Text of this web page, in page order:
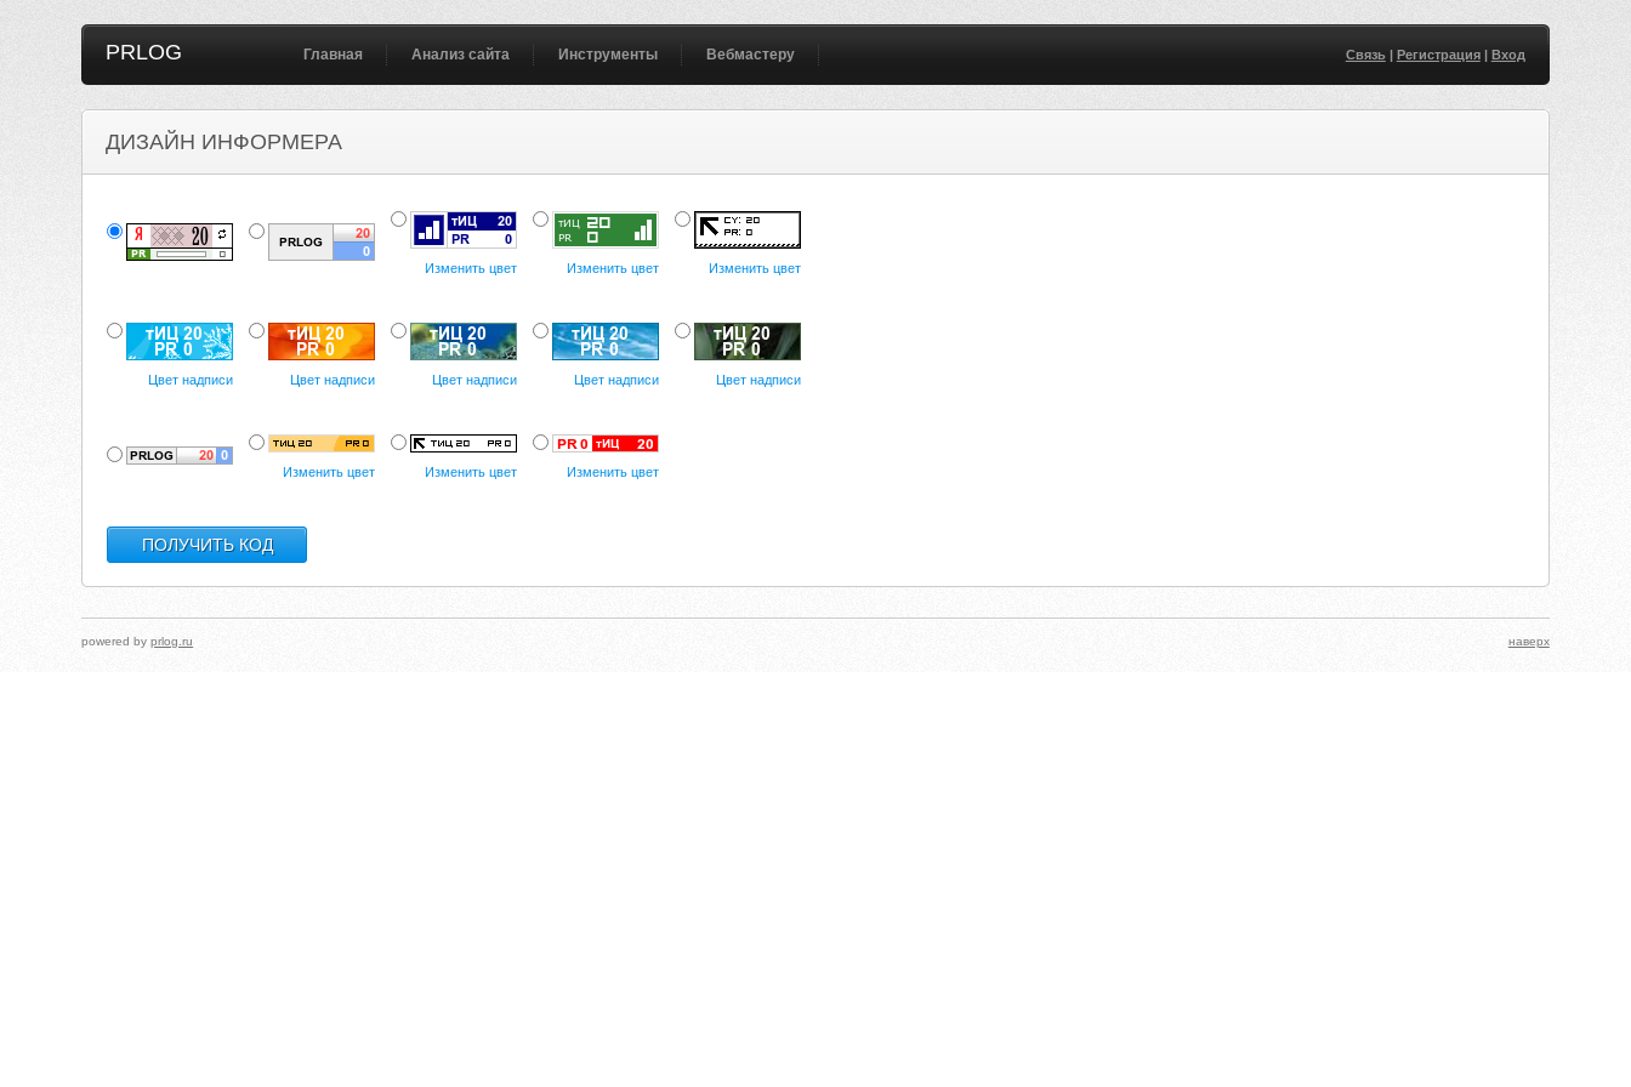
PRLOG Главная Анализ сайта Инструменты Вебмастеру Связь| Регистрация| Вход
ДИЗАЙН ИНФОРМЕРА
Изменить цвет Изменить цвет Изменить цвет
Цвет надписи Цвет надписи Цвет надписи Цвет надписи Цвет надписи
Изменить цвет Изменить цвет Изменить цвет
powered byprlog.ru наверх